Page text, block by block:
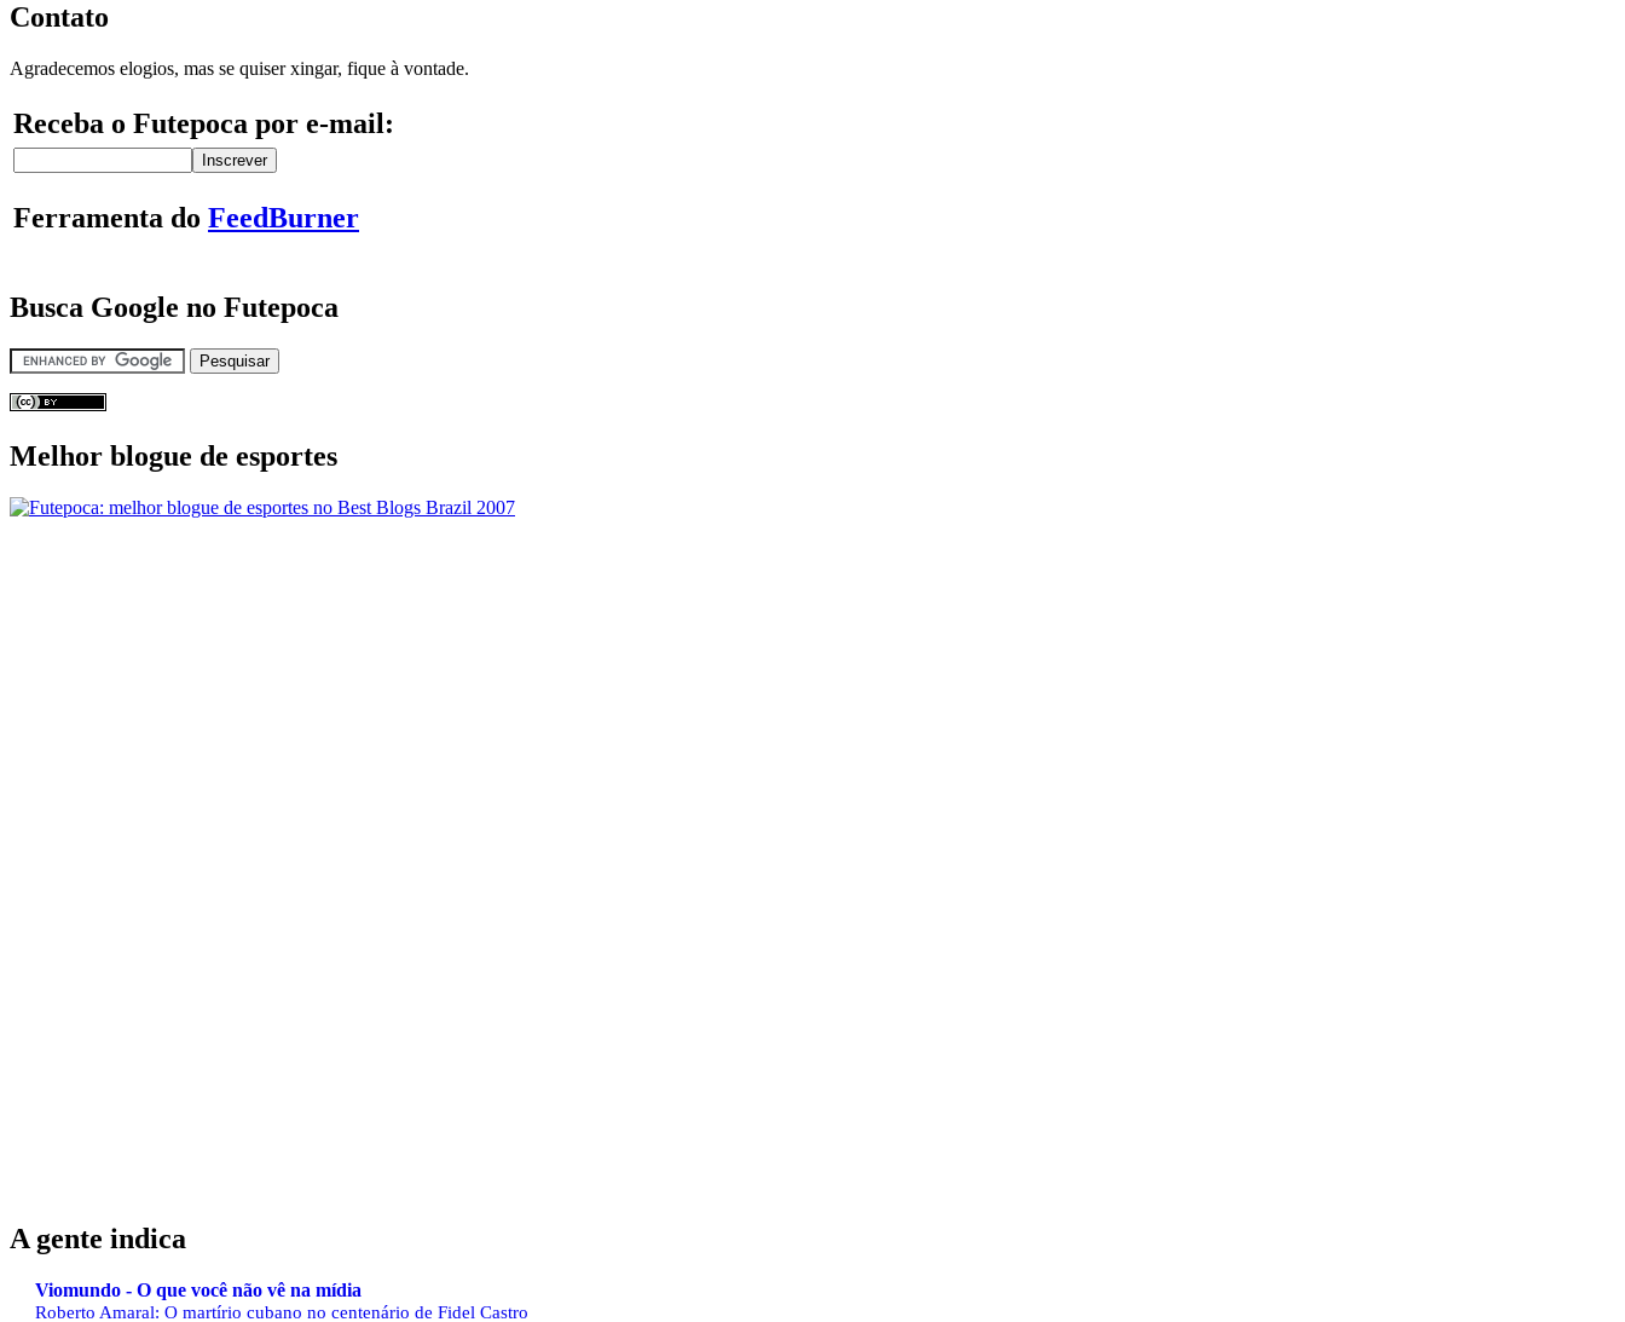
Contato
Agradecemos elogios, mas se quiser xingar, fique à vontade.
Receba o Futepoca por e-mail:
Ferramenta do FeedBurner
Busca Google no Futepoca
Melhor blogue de esportes
A gente indica
Viomundo - O que você não vê na mídia
Roberto Amaral: O martírio cubano no centenário de Fidel Castro